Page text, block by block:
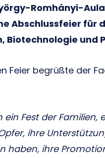
Romhányi-
Abschlussfeier für
Biotechnologie und
Feier begrüßte der
Fest der Familien,
ihre
haben, ihre